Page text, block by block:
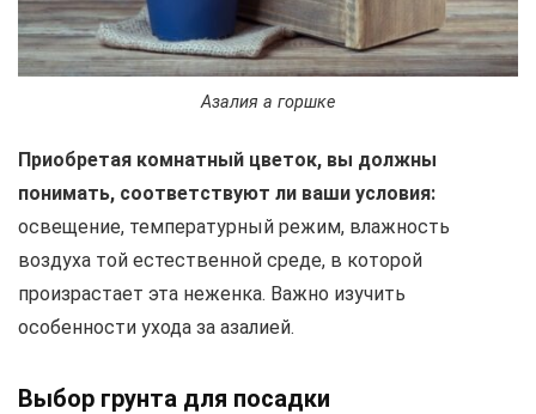
Азалия а горшке
Приобретая комнатный цветок, вы должны
понимать, соответствуют ли ваши условия:
освещение, температурный режим, влажность
воздуха той естественной среде, в которой
произрастает эта неженка. Важно изучить
особенности ухода за азалией.
Выбор грунта для посадки